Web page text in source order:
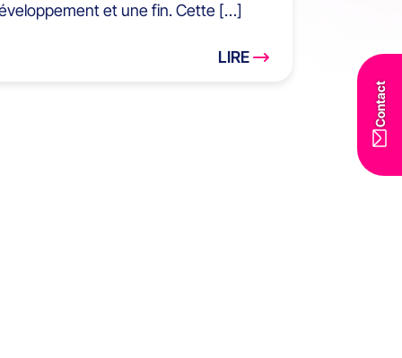
Contact
et une fin. Cette […]
LIRE